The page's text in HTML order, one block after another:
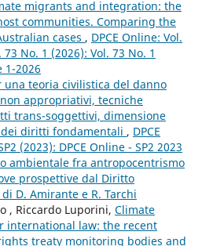
migrants and integration: the
communities. Comparing the
cases , DPCE Online: Vol.
No. 1 (2026): Vol. 73 No. 1
1-2026
una teoria civilistica del danno
appropriativi, tecniche
trans-soggettivi, dimensione
diritti fondamentali , DPCE
(2023): DPCE Online - SP2 2023
ambientale fra antropocentrismo
prospettive dal Diritto
D. Amirante e R. Tarchi
, Riccardo Luporini, Climate
international law: the recent
treaty monitoring bodies and